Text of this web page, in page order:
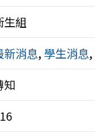
生組
新消息, 學生消息,
知